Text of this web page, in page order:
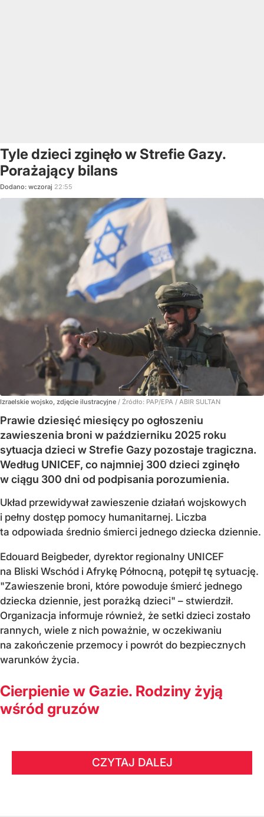
Tyle dzieci zginęło w Strefie Gazy.
Porażający bilans
Dodano: wczoraj 22:55
Izraelskie wojsko, zdjęcie ilustracyjne / Źródło: PAP/EPA / ABIR SULTAN
Prawie dziesięć miesięcy po ogłoszeniu
zawieszenia broni w październiku 2025 roku
sytuacja dzieci w Strefie Gazy pozostaje tragiczna.
Według UNICEF, co najmniej 300 dzieci zginęło
w ciągu 300 dni od podpisania porozumienia.
Układ przewidywał zawieszenie działań wojskowych
i pełny dostęp pomocy humanitarnej. Liczba
ta odpowiada średnio śmierci jednego dziecka dziennie.
Edouard Beigbeder, dyrektor regionalny UNICEF
na Bliski Wschód i Afrykę Północną, potępił tę sytuację.
"Zawieszenie broni, które powoduje śmierć jednego
dziecka dziennie, jest porażką dzieci" – stwierdził.
Organizacja informuje również, że setki dzieci zostało
rannych, wiele z nich poważnie, w oczekiwaniu
na zakończenie przemocy i powrót do bezpiecznych
warunków życia.
Cierpienie w Gazie. Rodziny żyją
wśród gruzów
CZYTAJ DALEJ